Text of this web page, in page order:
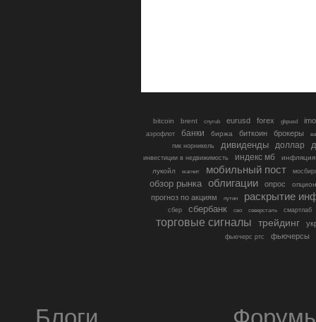
bitcoin brent cnyrub eurusd forex gbpusd
аэрофлот банки биржа биткоин брокеры
гмк норникель
дивиденды доллар
инвестиции в недвижимость индекс мб
инфляция
лукойл
магнит мобильный пост
обзор рынка облигации опрос
прогноз по акциям путин раскрытие
сбер сбербанк сво северсталь смартлаб
торговые сигналы трейдинг
фьючерс ртс фьючерсы